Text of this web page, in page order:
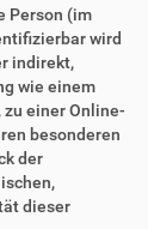
Person (im
wird
indirekt,
wie einem
zu einer Online-
besonderen
der
dieser